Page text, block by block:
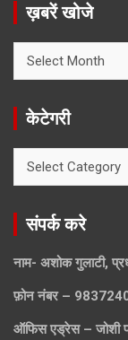
ख़बरें खोजे
खोजे
केटेगरी
संपर्क करे
नाम- अशोक गुलाटी,
फ़ोन नंबर –
ऑफिस एड्रेस – जोशी